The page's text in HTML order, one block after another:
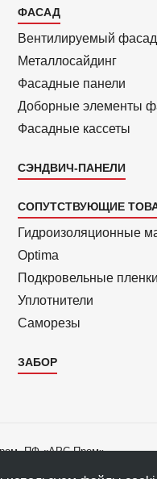
Каталог
2
ФАСАД
Вентилиру­емый фасад
Металло­сайдинг
Фасадные панели
Доборные элементы
Фасадные кассеты
СЭНДВИЧ-ПАНЕЛИ
СОПУТСТВУЮЩИЕ
Гидроизоля­ционные
Optima
Подкровель­ные
Уплотнители
Саморезы
ЗАБОР
ПФ «АРС-Пром»